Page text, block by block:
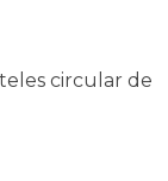
circular de